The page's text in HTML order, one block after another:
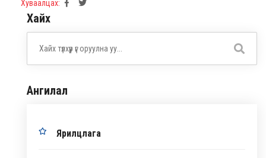
Хуваалцах:
Хайх
Ангилал
Ярилцлага